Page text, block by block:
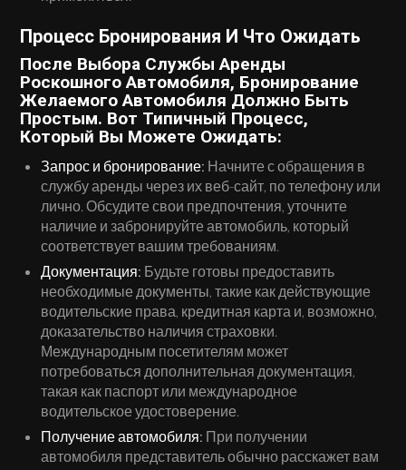
Процесс Бронирования И Что Ожидать
После Выбора Службы Аренды
Роскошного Автомобиля, Бронирование
Желаемого Автомобиля Должно Быть
Простым. Вот Типичный Процесс,
Который Вы Можете Ожидать:
Запрос и бронирование: Начните с обращения в
службу аренды через их веб-сайт, по телефону или
лично. Обсудите свои предпочтения, уточните
наличие и забронируйте автомобиль, который
соответствует вашим требованиям.
Документация: Будьте готовы предоставить
необходимые документы, такие как действующие
водительские права, кредитная карта и, возможно,
доказательство наличия страховки.
Международным посетителям может
потребоваться дополнительная документация,
такая как паспорт или международное
водительское удостоверение.
Получение автомобиля: При получении
автомобиля представитель обычно расскажет вам